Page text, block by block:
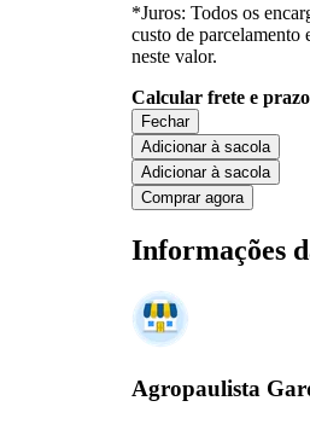
*Juros: Todos os
custo de parcelamento
neste valor.
Calcular frete e prazo
Fechar
Adicionar à sacola
Adicionar à sacola
Comprar agora
Informações
Agropaulista